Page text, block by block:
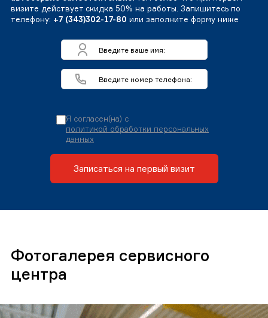
визите действует скидка 50% на работы. Запишитесь по
телефону: +7 (343)302-17-80 или заполните форму ниже
Я согласен(на) с
политикой обработки персональных
данных
Записаться на первый визит
Фотогалерея сервисного
центра